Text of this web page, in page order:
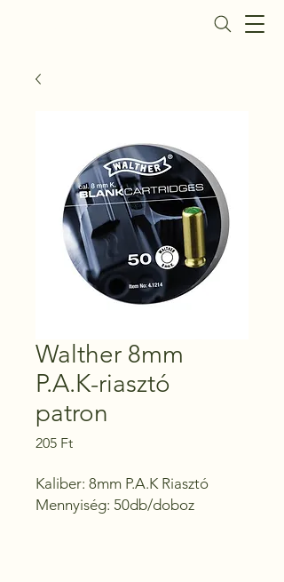
Walther 8mm
P.A.K-riasztó
patron
205 FtÁr
Kaliber: 8mm P.A.K Riasztó
Mennyiség: 50db/doboz